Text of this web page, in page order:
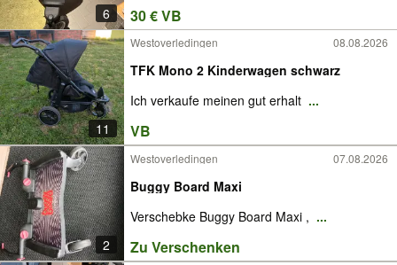
6 30 € VB
11
Westoverledingen 08.08.2026
TFK Mono 2 Kinderwagen schwarz
Ich verkaufe meinen gut erhalt ...
VB
2
Westoverledingen 07.08.2026
Buggy Board Maxi
Verschebke Buggy Board Maxi , ...
Zu Verschenken